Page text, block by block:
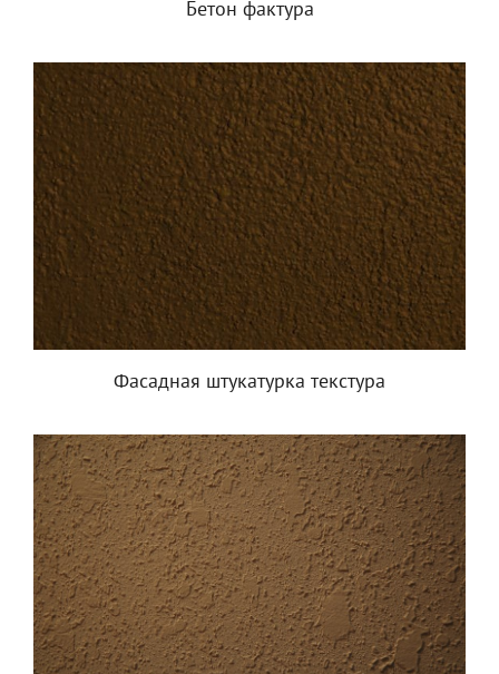
Бетон фактура
Фасадная штукатурка текстура